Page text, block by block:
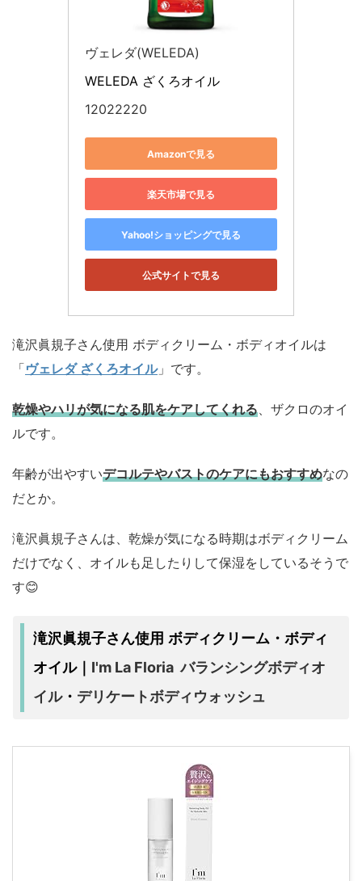
ヴェレダ(WELEDA)
WELEDA ざくろオイル
12022220
Amazonで見る
楽天市場で見る
Yahoo!ショッピングで見る
公式サイトで見る
滝沢眞規子さん使用 ボディクリーム・ボディオイルは
「ヴェレダ ざくろオイル」です。
乾燥やハリが気になる肌をケアしてくれる、ザクロのオイ
ルです。
年齢が出やすいデコルテやバストのケアにもおすすめなの
だとか。
滝沢眞規子さんは、乾燥が気になる時期はボディクリーム
だけでなく、オイルも足したりして保湿をしているそうで
す😊
滝沢眞規子さん使用 ボディクリーム・ボディ
オイル｜ I'm La Floria バランシングボディオ
イル・ デリケートボディウォッシュ